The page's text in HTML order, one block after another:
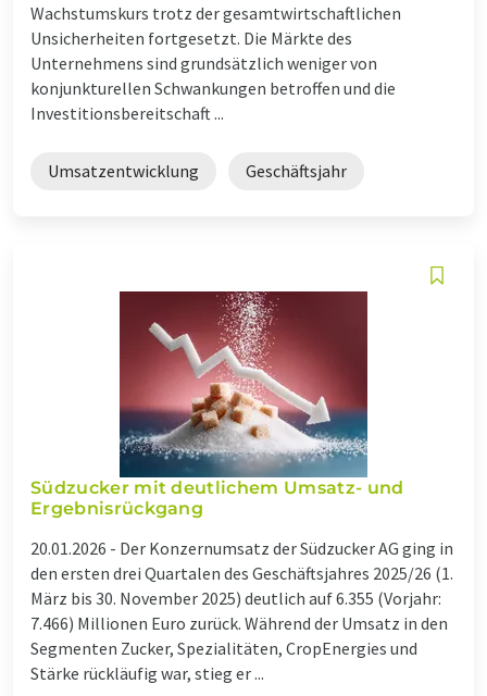
Wachstumskurs trotz der gesamtwirtschaftlichen
Unsicherheiten fortgesetzt. Die Märkte des
Unternehmens sind grundsätzlich weniger von
konjunkturellen Schwankungen betroffen und die
Investitionsbereitschaft ...
Umsatzentwicklung Geschäftsjahr
Südzucker mit deutlichem Umsatz- und
Ergebnisrückgang
20.01.2026 - Der Konzernumsatz der Südzucker AG ging in
den ersten drei Quartalen des Geschäftsjahres 2025/26 (1.
März bis 30. November 2025) deutlich auf 6.355 (Vorjahr:
7.466) Millionen Euro zurück. Während der Umsatz in den
Segmenten Zucker, Spezialitäten, CropEnergies und
Stärke rückläufig war, stieg er ...